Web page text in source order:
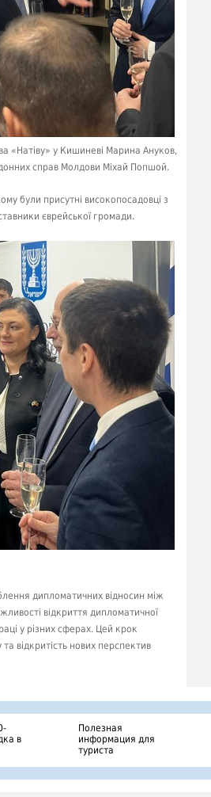
«Натіву» у Кишиневі Марина Ануков,
справ Молдови Міхай Попшой.
були присутні високопосадовці з
єврейської громади.
дипломатичних відносин між
відкриття дипломатичної
у різних сферах. Цей крок
відкритість нових перспектив
в
Полезная
информация для
туриста